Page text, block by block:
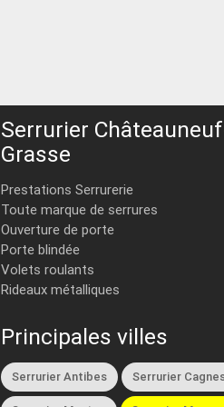
Serrurier
Grasse
Prestations Serrurerie
Toute marque de serrures
Ouverture de porte
Porte blindée
Volets roulants
Rideaux métalliques
Principales villes
Serrurier Antibes Serrurier